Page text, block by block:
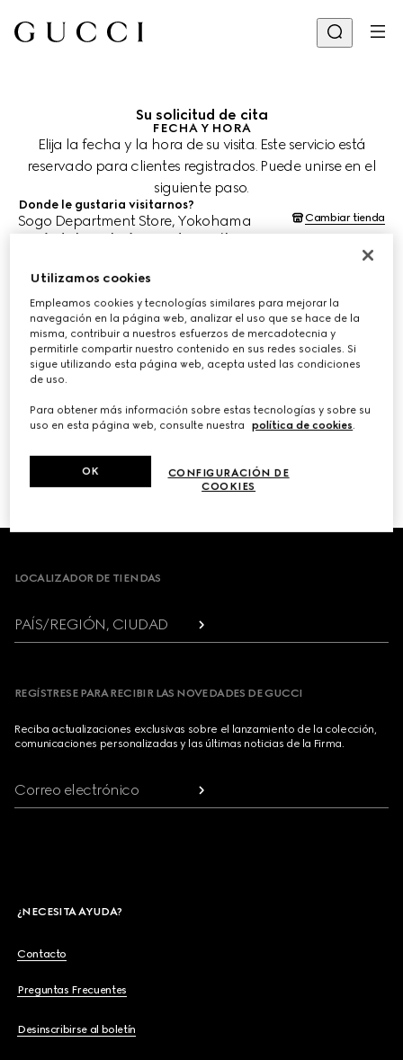
Su solicitud de cita
FECHA Y HORA
Elija la fecha y la hora de su visita. Este servicio está
reservado para clientes registrados. Puede unirse en el
siguiente paso.
Donde le gustaria visitarnos?
Sogo Department Store, Yokohama Cambiar tienda
¿Cuándo le gustaría agendar su cita?
Las fechas y horas se muestran en la hora local de la tienda (JST) y
están sujetas a la confirmación del equipo de asesoría de clientes.
ELIJA EL HORARIO*
/3
Footer
LOCALIZADOR DE TIENDAS
PAÍS/REGIÓN, CIUDAD
REGÍSTRESE PARA RECIBIR LAS NOVEDADES DE GUCCI
Reciba actualizaciones exclusivas sobre el lanzamiento de la colección,
comunicaciones personalizadas y las últimas noticias de la Firma.
Correo electrónico
¿NECESITA AYUDA?
Contacto
Preguntas Frecuentes
Desinscribirse al boletín
Utilizamos cookies
Empleamos cookies y tecnologías similares para mejorar la
navegación en la página web, analizar el uso que se hace de la
misma, contribuir a nuestros esfuerzos de mercadotecnia y
permitirle compartir nuestro contenido en sus redes sociales. Si
sigue utilizando esta página web, acepta usted las condiciones
de uso.
Para obtener más información sobre estas tecnologías y sobre su
uso en esta página web, consulte nuestra
política de cookies.
CONFIGURACIÓN DE
COOKIES
OK